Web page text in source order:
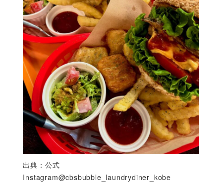
出典：公式
Instagram@cbsbubble_laundrydiner_kobe